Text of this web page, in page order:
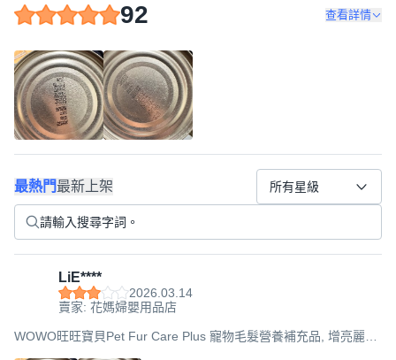
92 查看詳情
最熱門最新上架 所有星級
LiE****
2026.03.14
賣家: 花媽婦嬰用品店
WOWO旺旺寶貝Pet Fur Care Plus 寵物毛髮營養補充品, 增亮麗